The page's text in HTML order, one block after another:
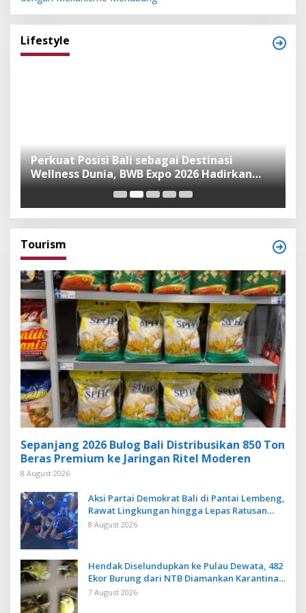
Lifestyle
Perkuat Posisi Bali sebagai Destinasi
Wellness Dunia, BWB Expo 2026 Hadirkan
Exhibitor Nasional dan Global
Tourism
Sepanjang 2026 Bulog Bali Distribusikan 850 Ton
Beras Premium ke Jaringan Ritel Moderen
8 August 2026
Aksi Partai Demokrat Bali di Pantai Lembeng,
Rawat Lingkungan hingga Lepas Ratusan
Tukik Bedawang Nala
8 August 2026
Hendak Diselundupkan ke Pulau Dewata, 482
Ekor Burung dari NTB Diamankan Karantina
Bali
7 August 2026